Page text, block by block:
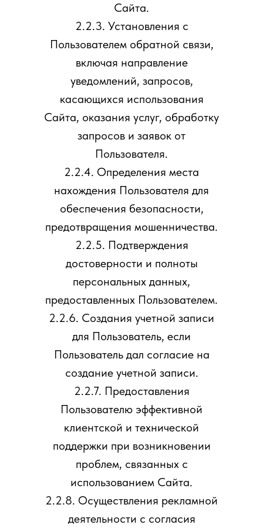
Сайта.
2.2.3. Установления с
Пользователем обратной связи,
включая направление
уведомлений, запросов,
касающихся использования
Сайта, оказания услуг, обработку
запросов и заявок от
Пользователя.
2.2.4. Определения места
нахождения Пользователя для
обеспечения безопасности,
предотвращения мошенничества.
2.2.5. Подтверждения
достоверности и полноты
персональных данных,
предоставленных Пользователем.
2.2.6. Создания учетной записи
для Пользователь, если
Пользователь дал согласие на
создание учетной записи.
2.2.7. Предоставления
Пользователю эффективной
клиентской и технической
поддержки при возникновении
проблем, связанных с
использованием Сайта.
2.2.8. Осуществления рекламной
деятельности с согласия